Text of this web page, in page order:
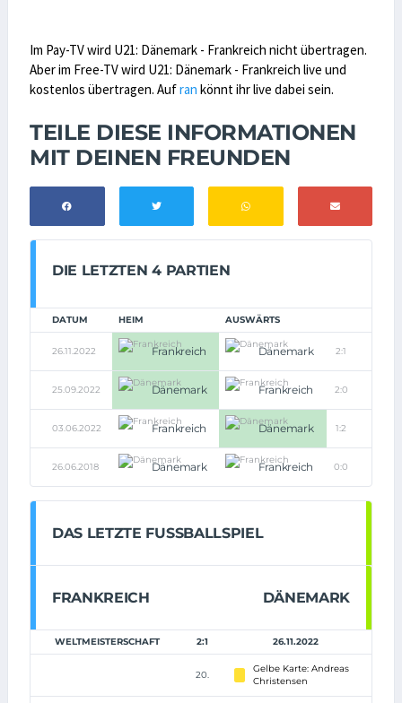
Im Pay-TV wird U21: Dänemark - Frankreich nicht übertragen.
Aber im Free-TV wird U21: Dänemark - Frankreich live und
kostenlos übertragen. Aufran könnt ihr live dabei sein.
TEILE DIESE INFORMATIONEN
MIT DEINEN FREUNDEN
DIE LETZTEN 4 PARTIEN
DATUM HEIM AUSWÄRTS
26.11.2022 Frankreich Dänemark 2:1
25.09.2022 Dänemark Frankreich 2:0
03.06.2022 Frankreich Dänemark 1:2
26.06.2018 Dänemark Frankreich 0:0
DAS LETZTE FUSSBALLSPIEL
FRANKREICH DÄNEMARK
WELTMEISTERSCHAFT 2:1 26.11.2022
20.
Gelbe Karte: Andreas
Christensen